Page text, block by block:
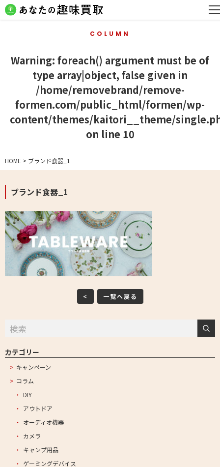
COLUMN
Warning: foreach() argument must be of
type array|object, false given in
/home/removebrand/remove-
formen.com/public_html/formen/wp-
content/themes/kaitori__theme/
on line 10
HOME > ブランド食器_1
ブランド食器_1
< 一覧へ戻る
カテゴリー
キャンペーン
コラム
DIY
アウトドア
オーディオ機器
カメラ
キャンプ用品
ゲーミングデバイス